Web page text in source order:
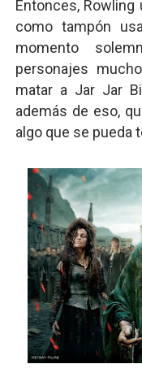
Entonces,
como tampón
momento
personajes
matar a Jar Jar
además de eso,
algo que se pueda